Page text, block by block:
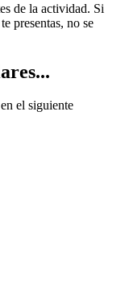
de la actividad. Si
presentas, no se
el siguiente